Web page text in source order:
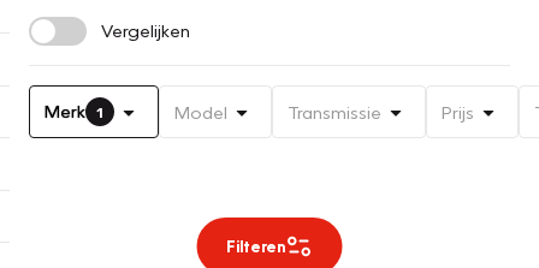
Vergelijken
Merk 1 Model Transmissie Prijs
Filteren